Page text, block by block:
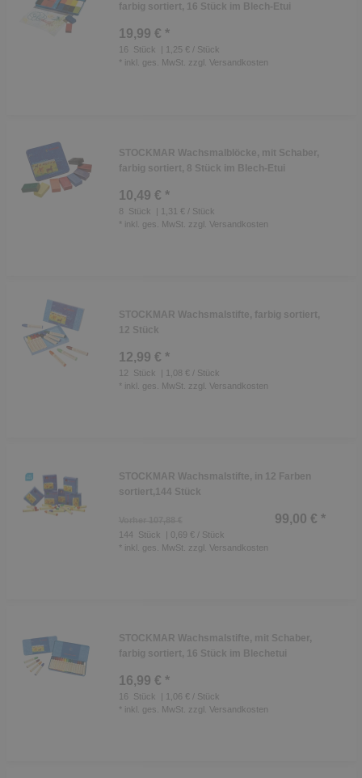
farbig sortiert, 16 Stück im Blech-Etui
19,99 € *
16 Stück
| 1,25 € / Stück
* inkl. ges. MwSt. zzgl. Versandkosten
STOCKMAR Wachsmalblöcke, mit Schaber,
farbig sortiert, 8 Stück im Blech-Etui
10,49 € *
8 Stück
| 1,31 € / Stück
* inkl. ges. MwSt. zzgl. Versandkosten
STOCKMAR Wachsmalstifte, farbig sortiert,
12 Stück
12,99 € *
12 Stück
| 1,08 € / Stück
* inkl. ges. MwSt. zzgl. Versandkosten
STOCKMAR Wachsmalstifte, in 12 Farben
sortiert,144 Stück
99,00 € *
144 Stück
| 0,69 € / Stück
* inkl. ges. MwSt. zzgl. Versandkosten
STOCKMAR Wachsmalstifte, mit Schaber,
farbig sortiert, 16 Stück im Blechetui
16,99 € *
16 Stück
| 1,06 € / Stück
* inkl. ges. MwSt. zzgl. Versandkosten